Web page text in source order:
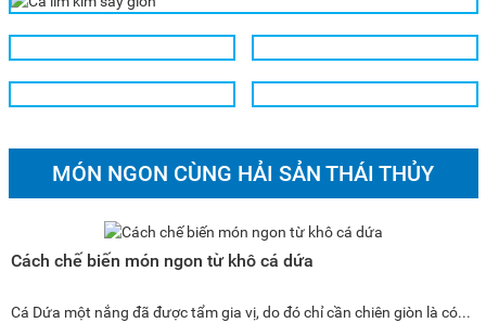
MÓN NGON CÙNG HẢI SẢN THÁI THỦY
Cách chế biến món ngon từ khô cá dứa
Cá Dứa một nắng đã được tẩm gia vị, do đó chỉ cần chiên giòn là có...